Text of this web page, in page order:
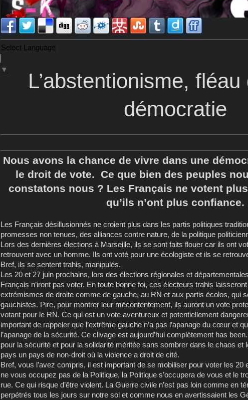
Select Language
▼
L’abstentionisme,
démocratie
Nous avons la chance de vivre dans une
le droit de vote. Ce que bien des peuples
constatons nous ? Les Français ne votent
qu’ils n’ont plus confiance.
Les Français désillusionnés ne croient plus dans les partis politiques
promesses non tenues, des alliances contre nature, de la politique
Lors des dernières élections à Marseille, ils se sont faits flouer car ils ont
retrouvent avec un homme. Ils ont voté pour une écologiste et ils se
Bref, ils se sentent trahis, manipulés.
Les 20 et 27 juin prochains, lors des élections régionales et
Français n’iront pas voter. En toute bonne foi, ces électeurs trahis
extrémismes de droite comme de gauche, au RN et aux partis écolos, qui
gauchistes. Pire, pour montrer leur mécontentement, ils auront un vote
votant pour le RN. Ce qui est un vote aventureux et potentiellement
important de rappeler que l’extrême gauche n’a pas l’apanage du cœur et
l’apanage de la sécurité. Ce clivage est aujourd’hui complètement has
pour la sécurité et pour la solidarité méritée sans sombrer dans le chaos et
pays un pays de non-droit où la violence a droit de cité.
Bref, vous l’avez compris, il est important de se mobiliser pour voter les 20
ne vous occupez pas de la Politique, la Politique s’occupera de vous et le
rue. Ce qui risque d’être violent. La Guerre civile n’est pas loin comme en
perpétrés tous les jours sur notre sol et comme nous en avertissaient les